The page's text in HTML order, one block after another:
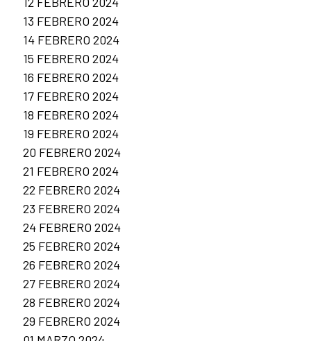
13 FEBRERO 2024
14 FEBRERO 2024
15 FEBRERO 2024
16 FEBRERO 2024
17 FEBRERO 2024
18 FEBRERO 2024
19 FEBRERO 2024
20 FEBRERO 2024
21 FEBRERO 2024
22 FEBRERO 2024
23 FEBRERO 2024
24 FEBRERO 2024
25 FEBRERO 2024
26 FEBRERO 2024
27 FEBRERO 2024
28 FEBRERO 2024
29 FEBRERO 2024